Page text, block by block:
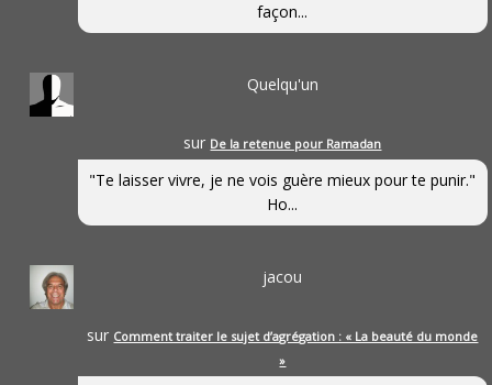
façon...
Quelqu'un
sur De la retenue pour Ramadan
"Te laisser vivre, je ne vois guère mieux pour te punir."
Ho...
jacou
sur Comment traiter le sujet d’agrégation : « La beauté du monde
»